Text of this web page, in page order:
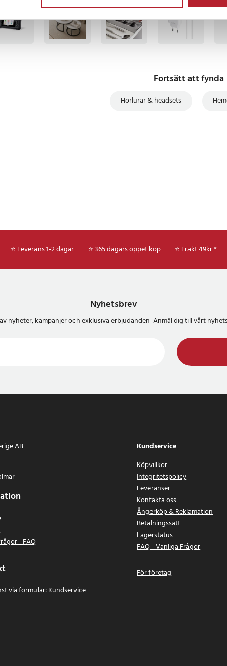
Fortsätt att fynda
Hörlurar & headsets
⭐ Leverans 1-2 dagar ⭐ 365 dagars öppet köp ⭐ Frakt 49kr *
Nyhetsbrev
nyheter, kampanjer och exklusiva erbjudanden Anmäl dig till vårt
AB
- FAQ
via formulär:Kundservice
Kundservice
Köpvillkor
Integritetspolicy
Leveranser
Kontakta oss
Ångerköp & Reklamation
Betalningssätt
Lagerstatus
FAQ - Vanliga Frågor
För företag